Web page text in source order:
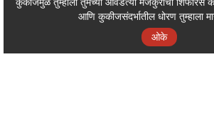
ADVERTISEMENT /
कुकीजमुळे तुम्हाला तुमच्या आवडत्या मजकुराची शिफारस
आणि कुकीजसंदर्भातील धोरण तुम्हाला
ओके